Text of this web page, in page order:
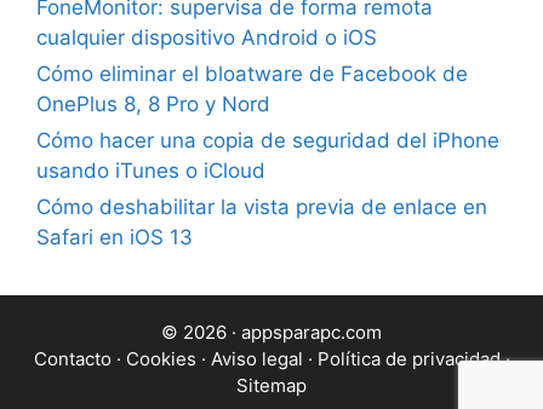
FoneMonitor: supervisa de forma remota
cualquier dispositivo Android o iOS
Cómo eliminar el bloatware de Facebook de
OnePlus 8, 8 Pro y Nord
Cómo hacer una copia de seguridad del iPhone
usando iTunes o iCloud
Cómo deshabilitar la vista previa de enlace en
Safari en iOS 13
© 2026 · appsparapc.com
Contacto · Cookies · Aviso legal · Política de privacidad·
Sitemap